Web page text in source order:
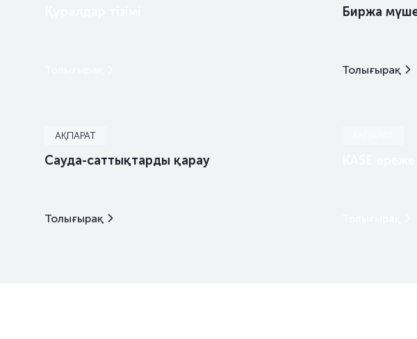
Биржа
Толығырақ
АҚПАРАТ
Сауда-саттықтарды қарау
Толығырақ